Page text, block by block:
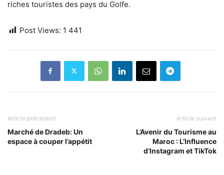
riches touristes des pays du Golfe.
Post Views: 1 441
Article précédent
Marché de Dradeb: Un
espace à couper l’appétit
Article suivant
L’Avenir du Tourisme au
Maroc : L’Influence
d’Instagram et TikTok